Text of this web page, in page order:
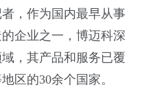
，作为国内最早从事
企业之一，博迈科深
，其产品和服务已覆
区的30余个国家。